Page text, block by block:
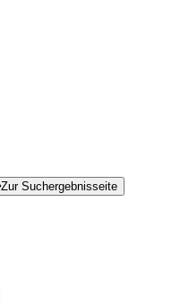
Zur Suchergebnisseite